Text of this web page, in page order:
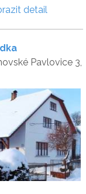
detail
Pavlovice 3,